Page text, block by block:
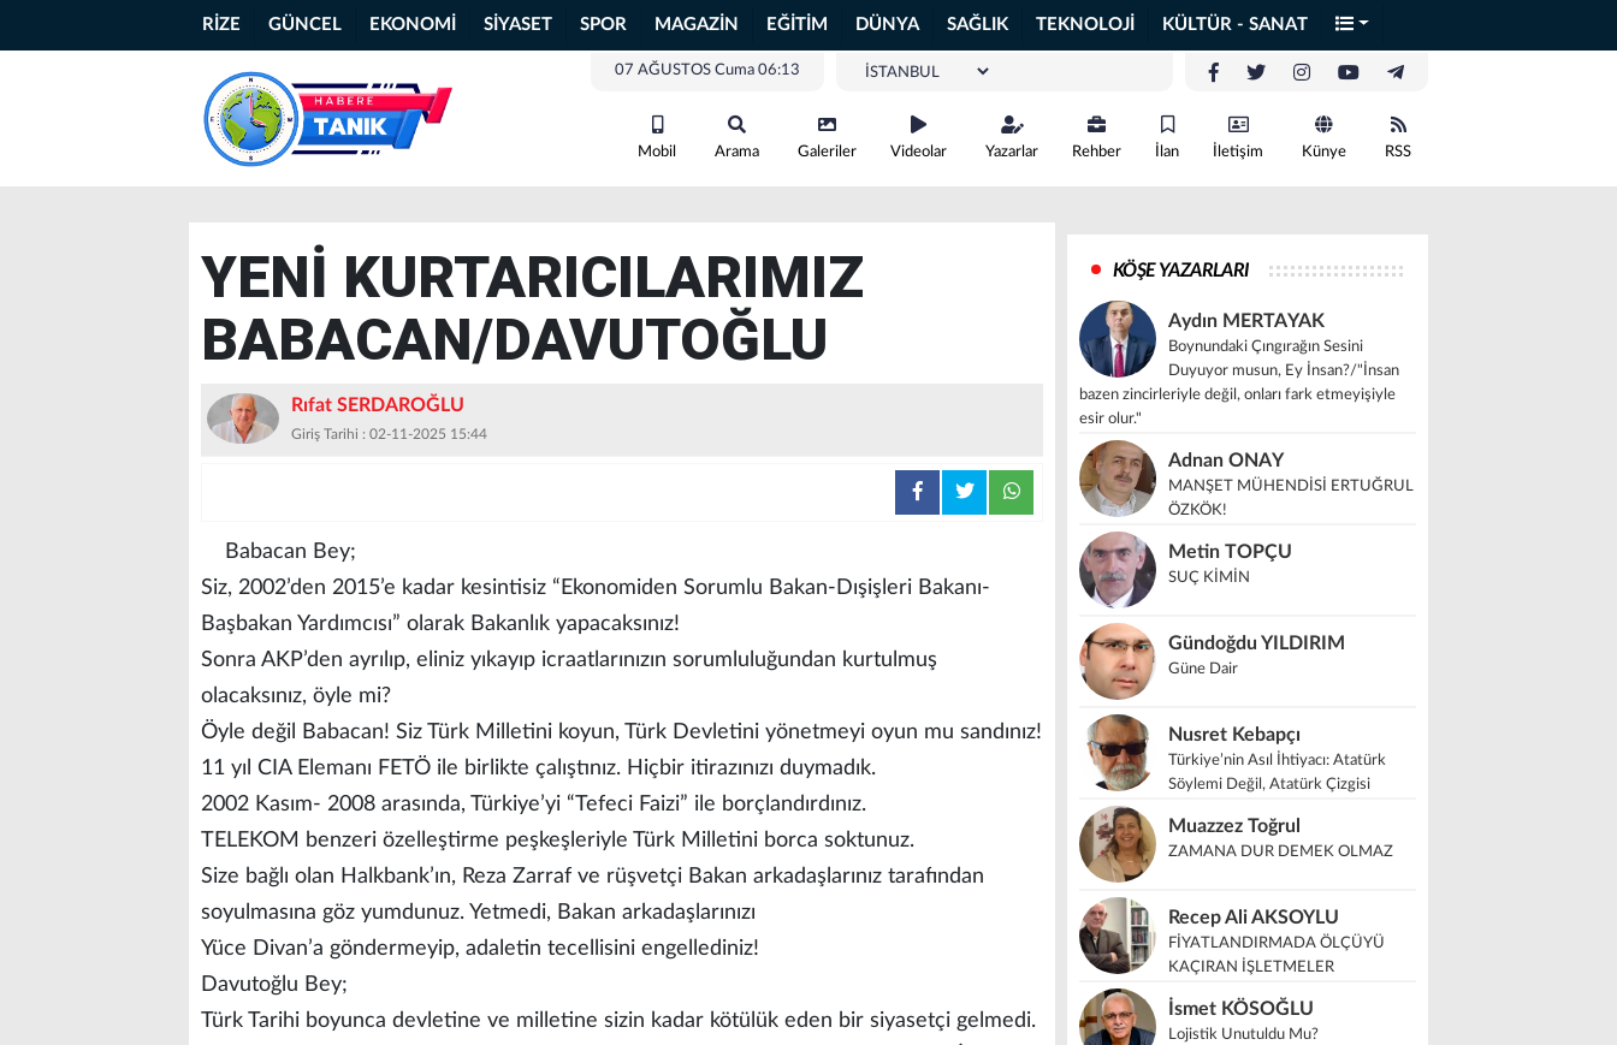
RİZE GÜNCEL EKONOMİ SİYASET SPOR MAGAZİN EĞİTİM DÜNYA SAĞLIK TEKNOLOJİ KÜLTÜR - SANAT
07 AĞUSTOS Cuma 06:13
Mobil Arama Galeriler Videolar Yazarlar Rehber İlan İletişim Künye RSS
YENİ KURTARICILARIMIZ
BABACAN/DAVUTOĞLU
Rıfat SERDAROĞLU
Giriş Tarihi : 02-11-2025 15:44
Babacan Bey;
Siz, 2002’den 2015’e kadar kesintisiz “Ekonomiden Sorumlu Bakan-Dışişleri Bakanı-
Başbakan Yardımcısı” olarak Bakanlık yapacaksınız!
Sonra AKP’den ayrılıp, eliniz yıkayıp icraatlarınızın sorumluluğundan kurtulmuş
olacaksınız, öyle mi?
Öyle değil Babacan! Siz Türk Milletini koyun, Türk Devletini yönetmeyi oyun mu sandınız!
11 yıl CIA Elemanı FETÖ ile birlikte çalıştınız. Hiçbir itirazınızı duymadık.
2002 Kasım- 2008 arasında, Türkiye’yi “Tefeci Faizi” ile borçlandırdınız.
TELEKOM benzeri özelleştirme peşkeşleriyle Türk Milletini borca soktunuz.
Size bağlı olan Halkbank’ın, Reza Zarraf ve rüşvetçi Bakan arkadaşlarınız tarafından
soyulmasına göz yumdunuz. Yetmedi, Bakan arkadaşlarınızı
Yüce Divan’a göndermeyip, adaletin tecellisini engellediniz!
Davutoğlu Bey;
Türk Tarihi boyunca devletine ve milletine sizin kadar kötülük eden bir siyasetçi gelmedi.
KÖŞE YAZARLARI
Aydın MERTAYAK
Boynundaki Çıngırağın Sesini
Duyuyor musun, Ey İnsan?/"İnsan
bazen zincirleriyle değil, onları fark etmeyişiyle
esir olur."
Adnan ONAY
MANŞET MÜHENDİSİ ERTUĞRUL
ÖZKÖK!
Metin TOPÇU
SUÇ KİMİN
Gündoğdu YILDIRIM
Güne Dair
Nusret Kebapçı
Türkiye’nin Asıl İhtiyacı: Atatürk
Söylemi Değil, Atatürk Çizgisi
Muazzez Toğrul
ZAMANA DUR DEMEK OLMAZ
Recep Ali AKSOYLU
FİYATLANDIRMADA ÖLÇÜYÜ
KAÇIRAN İŞLETMELER
İsmet KÖSOĞLU
Lojistik Unutuldu Mu?